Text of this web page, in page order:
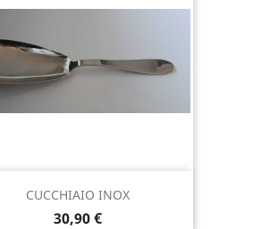
CUCCHIAIO INOX
Prezzo
30,90 €